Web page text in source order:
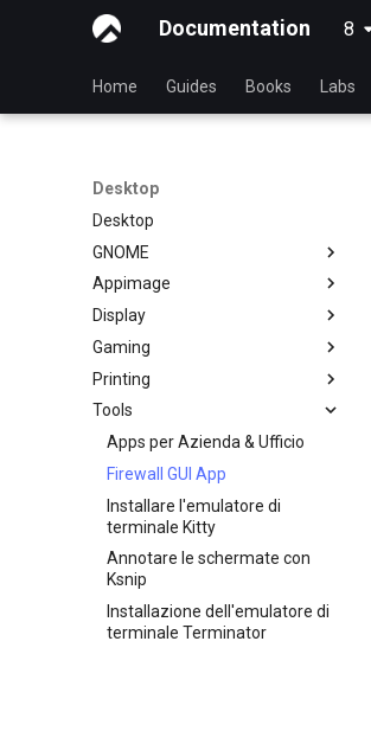
Documentation 8
Home Guides Books Labs
Desktop
Desktop
GNOME
dconf Config Editor
Decibels
Decoder
Desktop Sharing via RDP
Condivisione del desktop
tramite x11vnc+SSH
File Shredder
Flatpak
GNOME Shell Estensione
GNOME Tweaks
GNOME Online Accounts
Screenshot
Appimage
Installare AppImages con
AppImagePool
Installare Software con un
AppImage
Display
Installazione drivers NVIDIA
GPU
Gaming
Gaming su Linux con Proton
Printing
Installazione e configurazione
per stampanti Brother All-in-
One
Installazione e configurazione
HP All-in-One
Tools
Apps per Azienda & Ufficio
Firewall GUI App
Installare l'emulatore di
terminale Kitty
Annotare le schermate con
Ksnip
Installazione dell'emulatore di
terminale Terminator